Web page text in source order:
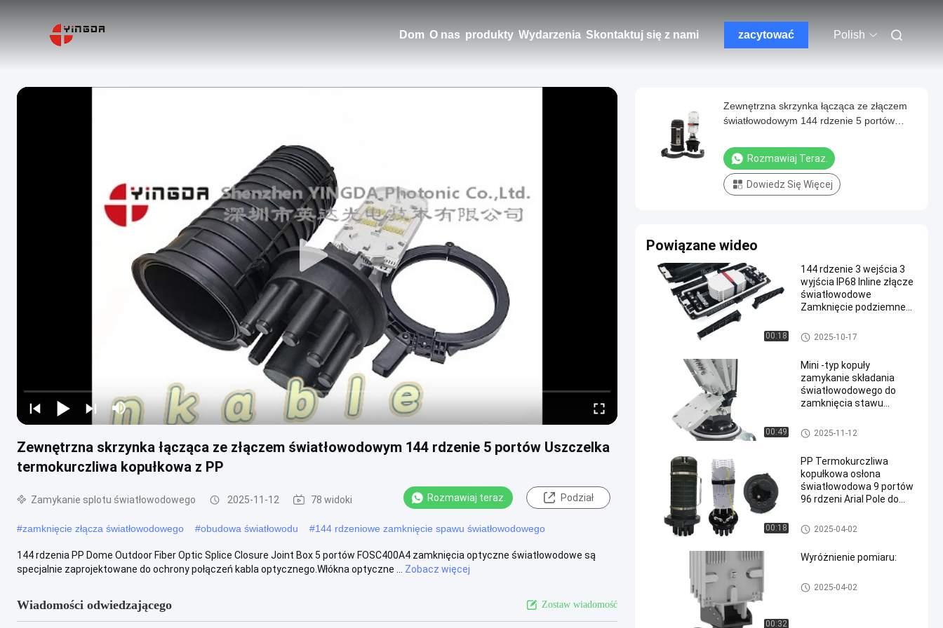
Dom O nas produkty Wydarzenia Skontaktuj się z nami zacytować Polish
Zewnętrzna skrzynka łącząca ze złączem światłowodowym 144 rdzenie 5 portów Uszczelka
termokurczliwa kopułkowa z PP
Zamykanie splotu światłowodowego 2025-11-12 78 widoki Rozmawiaj teraz. Podział
#zamknięcie złącza światłowodowego #obudowa światłowodu #144 rdzeniowe zamknięcie spawu światłowodowego
144 rdzenia PP Dome Outdoor Fiber Optic Splice Closure Joint Box 5 portów FOSC400A4 zamknięcia optyczne światłowodowe są
specjalnie zaprojektowane do ochrony połączeń kabla optycznego.Włókna optyczne ...
Zobacz więcej
Wiadomości odwiedzającego Zostaw wiadomość
Zewnętrzna skrzynka łącząca ze złączem
światłowodowym 144 rdzenie 5 portów
Rozmawiaj Teraz.
Dowiedz Się Więcej
Powiązane wideo
00:18
144 rdzenie 3 wejścia 3
wyjścia IP68 Inline złącze
światłowodowe
Zamknięcie podziemnego
Zamykanie splotu światłowod
owego
2025-10-17
00:49
Mini -typ kopuły
zamykanie składania
światłowodowego do
zamknięcia stawu
Zamykanie splotu światłowod
owego
2025-11-12
00:18
PP Termokurczliwa
kopułkowa osłona
światłowodowa 9 portów
96 rdzeni Arial Pole do
Zamykanie splotu światłowod
owego
2025-04-02
00:32
Wyróżnienie pomiaru:
Zamykanie splotu światłowod
owego
2025-04-02